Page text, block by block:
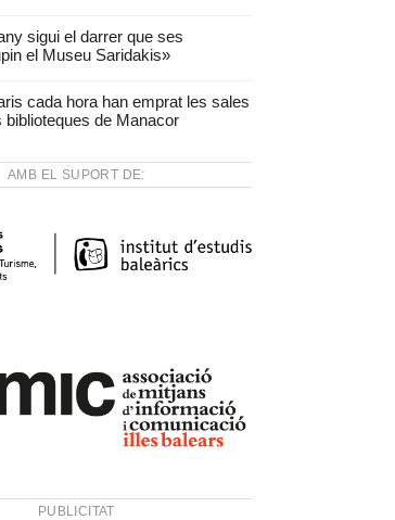
sigui el darrer que ses
el Museu Saridakis»
cada hora han emprat les sales
biblioteques de Manacor
AMB EL SUPORT DE:
PUBLICITAT